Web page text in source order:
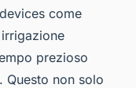
come
prezioso
non solo